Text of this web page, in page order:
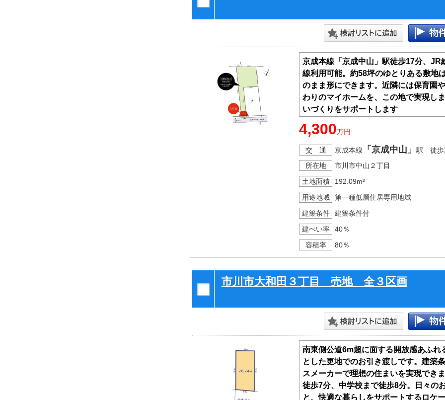
京成本線「京成中山」駅徒歩17分、
線利用可能。約58坪のゆとりある敷地
のまま形にできます。近隣には保育園
わりのマイホームを、この地で実現し
いづくりをサポートします
4,300万円
交 通 京成本線 「京成中山」 駅 徒歩
所在地
市川市中山２丁目
土地面積
192.09m²
用途地域
第一種低層住居専用地域
建築条件
建築条件付
建ぺい率
40％
容積率
80％
市川市大和田３丁目 売地 全３区画
南東側公道6m超に面する開放感あふ
とした更地でのお引き渡しです。建築
スメーカーで理想の住まいを実現でき
徒歩7分、中学校まで徒歩8分。日々の
と、快適な暮らしをサポートするロケ